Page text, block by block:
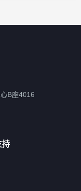
B座4016
持